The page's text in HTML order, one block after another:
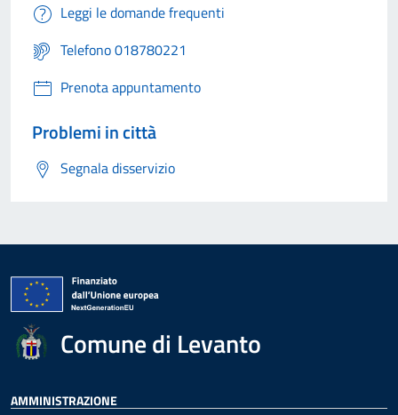
Leggi le domande frequenti
Telefono 018780221
Prenota appuntamento
Problemi in città
Segnala disservizio
Comune di Levanto
AMMINISTRAZIONE